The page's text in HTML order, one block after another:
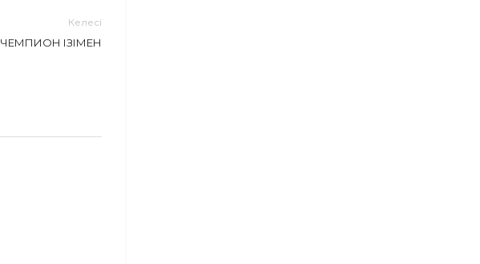
Келесі
ЧЕМПИОН ІЗІМЕН